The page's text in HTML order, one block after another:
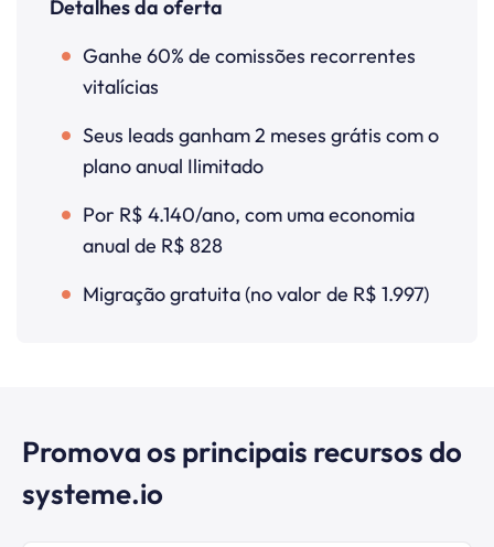
Detalhes da oferta
Ganhe 60% de comissões recorrentes
vitalícias
Seus leads ganham 2 meses grátis com o
plano anual Ilimitado
Por R$ 4.140/ano, com uma economia
anual de R$ 828
Migração gratuita (no valor de R$ 1.997)
Promova os principais recursos do
systeme.io